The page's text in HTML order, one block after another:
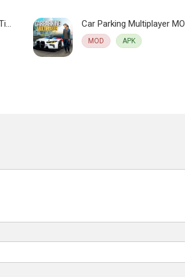
Tải Shadow Fight 3 MOD (Vô Hạn Tiền, Max Level, Tầm đánh) 1.42.2 APK
MOD APK